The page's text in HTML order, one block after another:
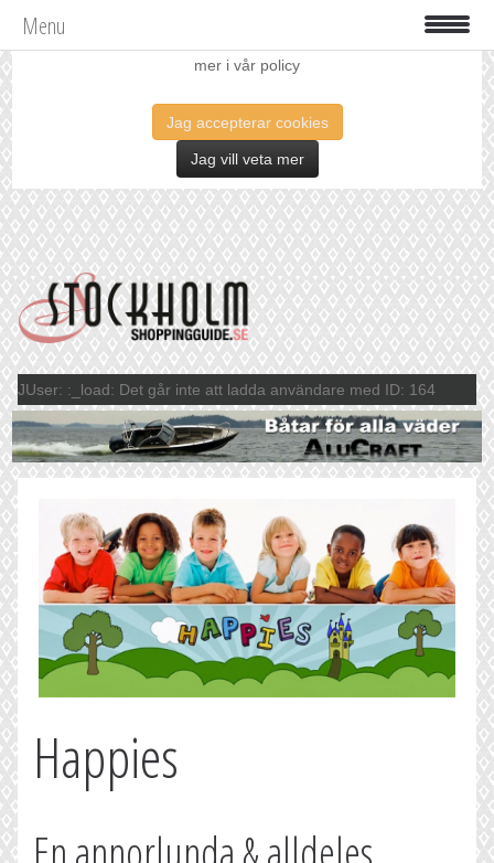
Vi använder oss av cookies för att förbättra din upplevelse. Läs
mer i vår policy
Jag accepterar cookies
Jag vill veta mer
Menu
JUser: :_load: Det går inte att ladda användare med ID: 164
Happies
En annorlunda & alldeles